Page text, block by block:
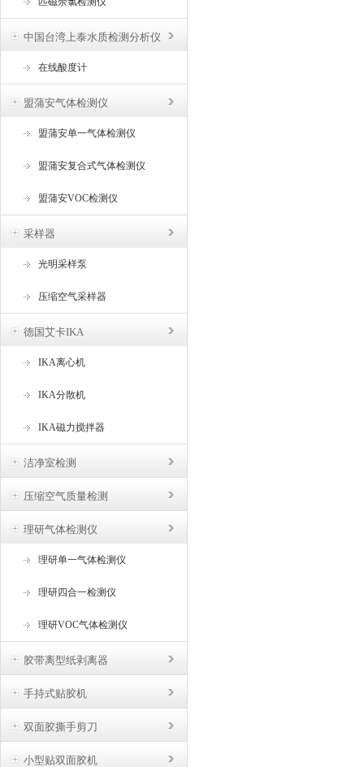
中国台湾上泰水质检测分析仪
在线酸度计
盟蒲安气体检测仪
盟蒲安单一气体检测仪
盟蒲安复合式气体检测仪
盟蒲安VOC检测仪
采样器
光明采样泵
压缩空气采样器
德国艾卡IKA
IKA离心机
IKA分散机
IKA磁力搅拌器
洁净室检测
压缩空气质量检测
理研气体检测仪
理研单一气体检测仪
理研四合一检测仪
理研VOC气体检测仪
胶带离型纸剥离器
手持式贴胶机
双面胶撕手剪刀
小型贴双面胶机